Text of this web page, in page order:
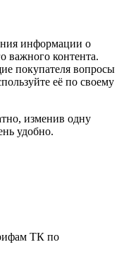
информации о
важного контента.
покупателя вопросы
её по своему
изменив одну
удобно.
ТК по